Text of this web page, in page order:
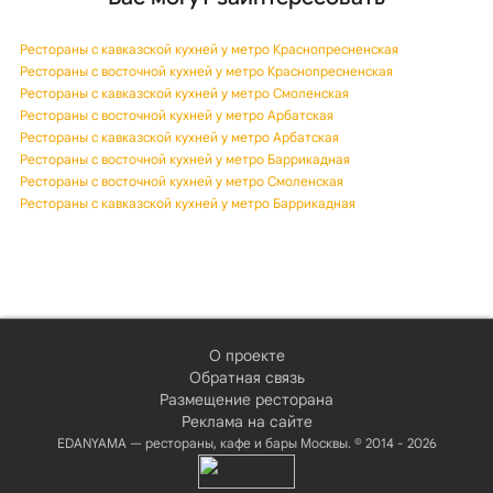
Рестораны с кавказской кухней у метро Краснопресненская
Рестораны с восточной кухней у метро Краснопресненская
Рестораны с кавказской кухней у метро Смоленская
Рестораны с восточной кухней у метро Арбатская
Рестораны с кавказской кухней у метро Арбатская
Рестораны с восточной кухней у метро Баррикадная
Рестораны с восточной кухней у метро Смоленская
Рестораны с кавказской кухней у метро Баррикадная
О проекте
Обратная связь
Размещение ресторана
Реклама на сайте
EDANYAMA — рестораны, кафе и бары Москвы. © 2014 - 2026